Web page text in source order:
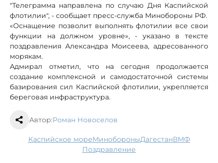
"Телеграмма направлена по случаю Дня Каспийской
флотилии", - сообщает пресс-служба Минобороны РФ.
«Оснащение позволит выполнять флотилии все свои
функции на должном уровне», - указано в тексте
поздравления Александра Моисеева, адресованного
морякам.
Адмирал отметил, что на сегодня продолжается
создание комплексной и самодостаточной системы
базирования сил Каспийской флотилии, укрепляется
береговая инфраструктура.
Автор:Роман Новоселов
Каспийское море минобороны Дагестан ВМФ
поздравление